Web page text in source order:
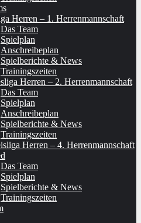
Herren – 1. Herrenmannschaft
Das Team
Spielplan
Anschreibeplan
Spielberichte & News
Trainingszeiten
Herren – 2. Herrenmannschaft
Das Team
Spielplan
Anschreibeplan
Spielberichte & News
Trainingszeiten
Herren – 4. Herrenmannschaft
Das Team
Spielplan
Spielberichte & News
Trainingszeiten